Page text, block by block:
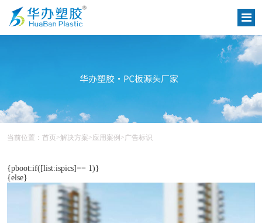
当前位置： 首页>解决方案> 应用案例 >广告标识
{pboot:if([list:ispics]== 1)}
{else}